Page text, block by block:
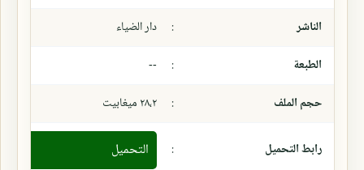
الناشر
:
دار الضياء
الطبعة
:
--
حجم الملف
: ٢٨،٢ ميغابيت
رابط التحميل : التحميل